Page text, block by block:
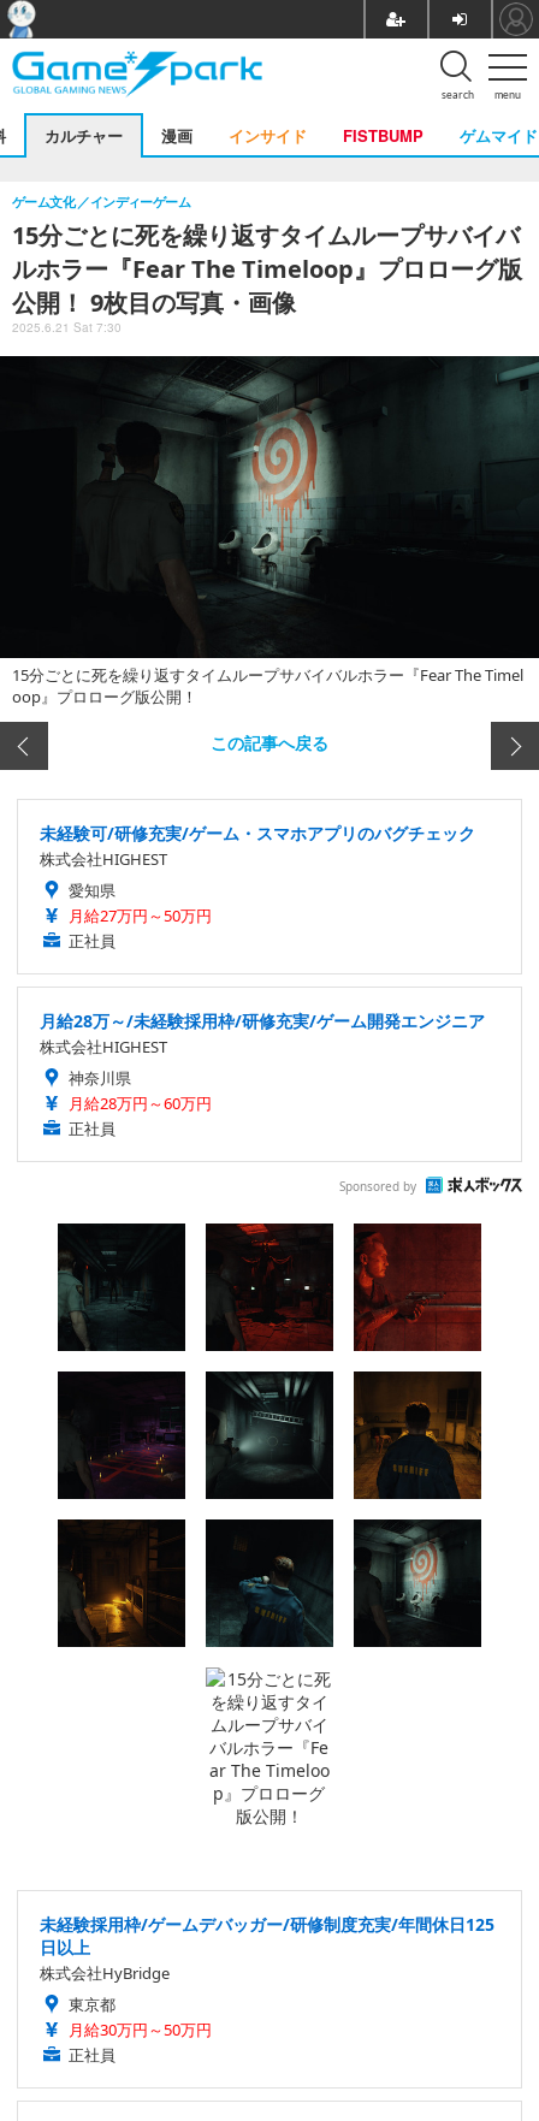
menu
search
カルチャー 漫画 インサイド FISTBUMP ゲムマイド
15分ごとに死を繰り返すタイムループサバイバ
ルホラー『Fear The Timeloop』プロローグ版
公開！ 9枚目の写真・画像
ゲーム文化 インディーゲーム
2025.6.21 Sat 7:30
15分ごとに死を繰り返すタイムループサバイバルホラー『Fear The Timel
oop』プロローグ版公開！
この記事へ戻る
未経験可/研修充実/ゲーム・スマホアプリのバグチェック
株式会社HIGHEST
愛知県
月給27万円～50万円
正社員
月給28万～/未経験採用枠/研修充実/ゲーム開発エンジニア
株式会社HIGHEST
神奈川県
月給28万円～60万円
正社員
Sponsored by
未経験採用枠/ゲームデバッガー/研修制度充実/年間休日125
日以上
株式会社HyBridge
東京都
月給30万円～50万円
正社員